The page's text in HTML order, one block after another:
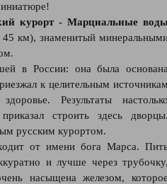
курорт - Марциальные
км), знаменитый
в России: она была
к целительным
Результаты
строить здесь
русским курортом.
от имени бога Марса.
и лучше через
насыщена железом,